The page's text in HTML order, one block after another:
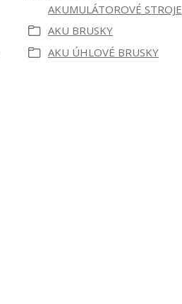
AKUMULÁTOROVÉ STROJE
AKU BRUSKY
AKU ÚHLOVÉ BRUSKY